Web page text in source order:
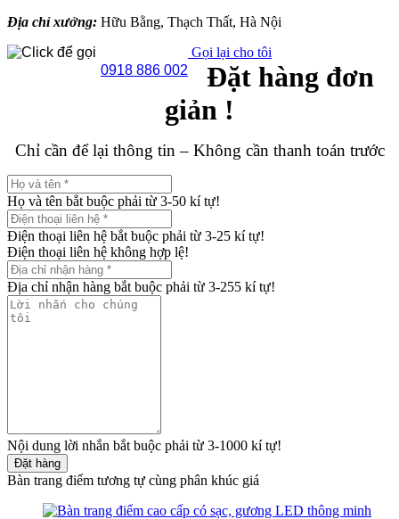
Địa chỉ xưởng: Hữu Bằng, Thạch Thất, Hà Nội
0918 886 002
Gọi lại cho tôi
Đặt hàng đơn
giản !
Chỉ cần để lại thông tin – Không cần thanh toán trước
Họ và tên bắt buộc phải từ 3-50 kí tự!
Điện thoại liên hệ bắt buộc phải từ 3-25 kí tự!
Điện thoại liên hệ không hợp lệ!
Địa chỉ nhận hàng bắt buộc phải từ 3-255 kí tự!
Nội dung lời nhắn bắt buộc phải từ 3-1000 kí tự!
Đặt hàng
Bàn trang điểm tương tự cùng phân khúc giá